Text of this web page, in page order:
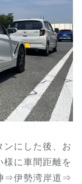
にした後、お
様に車間距離を
⇒伊勢湾岸道⇒